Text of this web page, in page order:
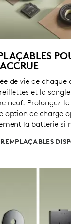
de vie de chaque
et la
neuf. Prolongez
option de charge
la batterie si